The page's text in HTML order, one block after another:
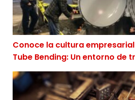
Conoce la cultura
Tube Bending: Un entorno de
7 motivos para trabajar en